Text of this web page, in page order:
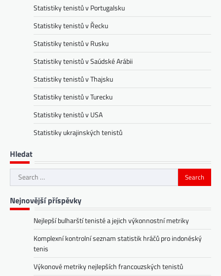
Statistiky tenistů v Portugalsku
Statistiky tenistů v Řecku
Statistiky tenistů v Rusku
Statistiky tenistů v Saúdské Arábii
Statistiky tenistů v Thajsku
Statistiky tenistů v Turecku
Statistiky tenistů v USA
Statistiky ukrajinských tenistů
Hledat
Search
for:
Nejnovější příspěvky
Nejlepší bulharští tenisté a jejich výkonnostní metriky
Komplexní kontrolní seznam statistik hráčů pro indonéský
tenis
Výkonové metriky nejlepších francouzských tenistů